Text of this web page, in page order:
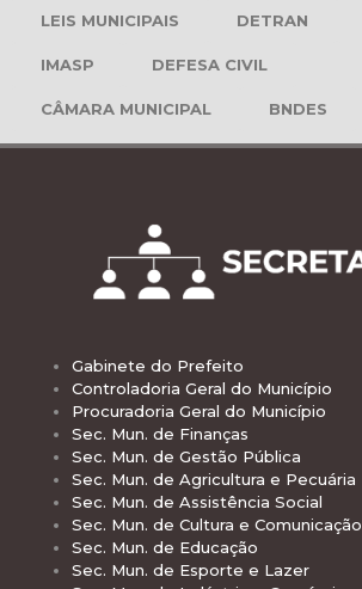
LEIS MUNICIPAIS DETRAN
IMASP DEFESA CIVIL
CÂMARA MUNICIPAL BNDES
Gabinete do Prefeito
Controladoria Geral do Município
Procuradoria Geral do Município
Sec. Mun. de Finanças
Sec. Mun. de Gestão Pública
Sec. Mun. de Agricultura e Pecuária
Sec. Mun. de Assistência Social
Sec. Mun. de Cultura e Comunicação
Sec. Mun. de Educação
Sec. Mun. de Esporte e Lazer